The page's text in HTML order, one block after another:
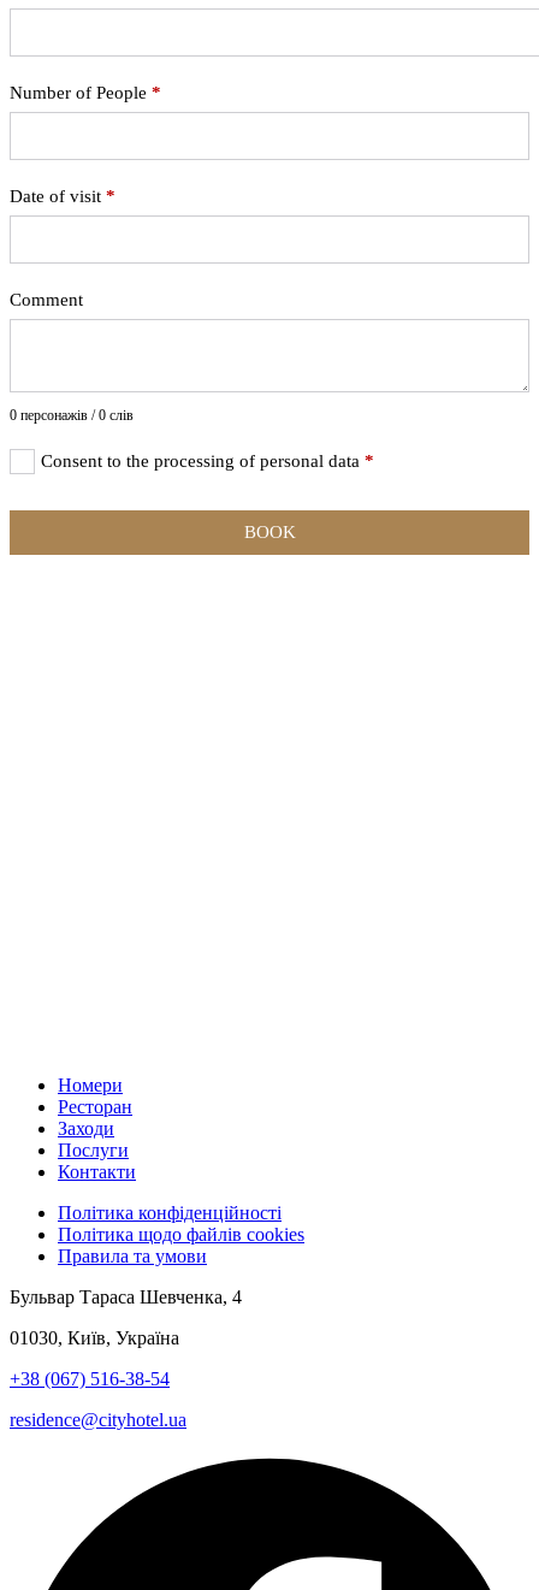
Number of People *
Date of visit *
Comment
0 персонажів / 0 слів
Consent to the processing of personal data *
BOOK
Номери
Ресторан
Заходи
Послуги
Контакти
Політика конфіденційності
Політика щодо файлів cookies
Правила та умови
Бульвар Тараса Шевченка, 4
01030, Київ, Україна
+38 (067) 516-38-54
residence@cityhotel.ua